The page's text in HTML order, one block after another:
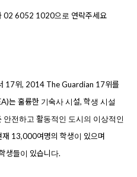
02 6052 1020으로 연락주세요
17위, 2014 The Guardian 17위를
는 훌륭한 기숙사시설, 학생 시설
안전하고 활동적인 도시의 이상적인
재 13,000여명의 학생이 있으며
생들이 있습니다.